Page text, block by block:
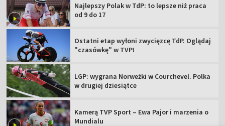
Najlepszy Polak w TdP: to lepsze niż praca
od 9 do 17
Ostatni etap wyłoni zwycięzcę TdP. Oglądaj
"czasówkę" w TVP!
LGP: wygrana Norweżki w Courchevel. Polka
w drugiej dziesiątce
Kamerą TVP Sport – Ewa Pajor i marzenia o
Mundialu